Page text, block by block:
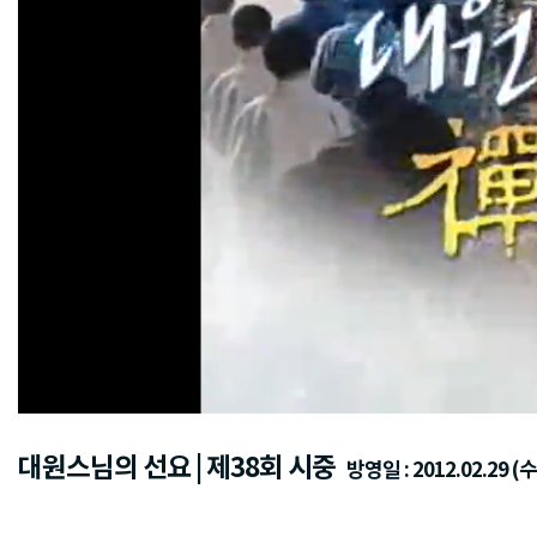
대원스님의 선요 | 제38회 시중 방영일 : 2012.02.29 (